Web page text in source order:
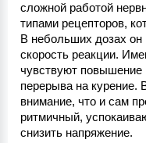
сложной работой
типами рецепторов,
В небольших дозах
скорость реакции.
чувствуют повышение
перерыва на курение.
внимание, что и сам
ритмичный,
снизить напряжение.